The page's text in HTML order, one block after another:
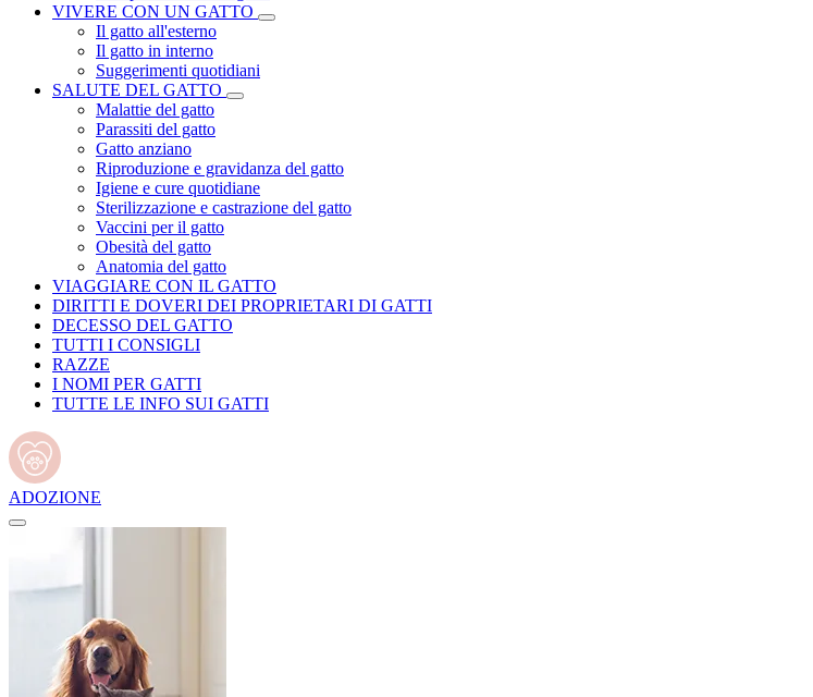
VIVERE CON UN GATTO
Il gatto all'esterno
Il gatto in interno
Suggerimenti quotidiani
SALUTE DEL GATTO
Malattie del gatto
Parassiti del gatto
Gatto anziano
Riproduzione e gravidanza del gatto
Igiene e cure quotidiane
Sterilizzazione e castrazione del gatto
Vaccini per il gatto
Obesità del gatto
Anatomia del gatto
VIAGGIARE CON IL GATTO
DIRITTI E DOVERI DEI PROPRIETARI DI GATTI
DECESSO DEL GATTO
TUTTI I CONSIGLI
RAZZE
I NOMI PER GATTI
TUTTE LE INFO SUI GATTI
ADOZIONE